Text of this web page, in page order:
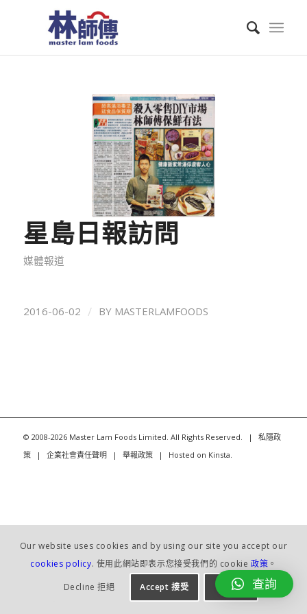
星島日報訪問
媒體報道
2016-06-02 / BY MASTERLAMFOODS
© 2008-2026 Master Lam Foods Limited. All Rights Reserved. |
私隱政
策
| 企業社會責任聲明 | 舉報政策 | Hosted on Kinsta.
Our website uses cookies and by using our site you accept our
cookies policy. 使用此網站即表示您接受我們的 cookie 政策 。
Decline 拒絕 Accept 接受 × 查詢